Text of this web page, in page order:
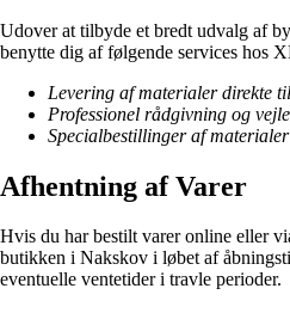
Udover at tilbyde et bredt udvalg af
benytte dig af følgende services hos
Levering af materialer direkte
Professionel rådgivning og
Specialbestillinger af materialer
Afhentning af Varer
Hvis du har bestilt varer online eller
butikken i Nakskov i løbet af
eventuelle ventetider i travle perioder.